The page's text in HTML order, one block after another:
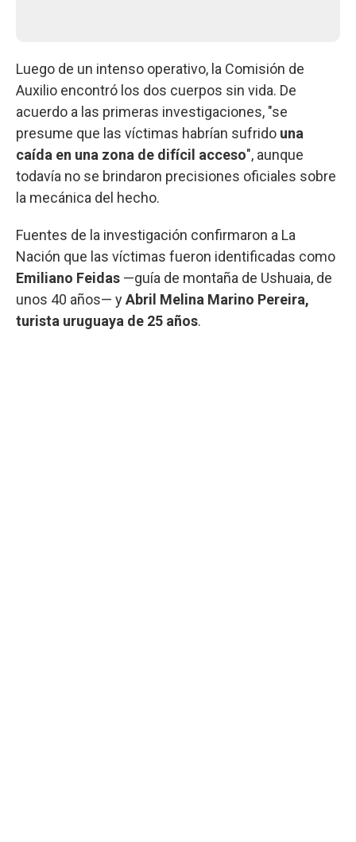
Luego de un intenso operativo, la Comisión de
Auxilio encontró los dos cuerpos sin vida. De
acuerdo a las primeras investigaciones, "se
presume que las víctimas habrían sufrido una
caída en una zona de difícil acceso", aunque
todavía no se brindaron precisiones oficiales sobre
la mecánica del hecho.
Fuentes de la investigación confirmaron a La
Nación que las víctimas fueron identificadas como
Emiliano Feidas —guía de montaña de Ushuaia, de
unos 40 años— yAbril Melina Marino Pereira,
turista uruguaya de 25 años.